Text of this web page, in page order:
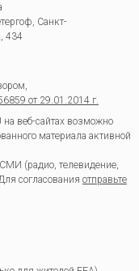
, Санкт-
434
от 29.01.2014 г.
веб-сайтах возможно
материала активной
(радио, телевидение,
согласования отправьте